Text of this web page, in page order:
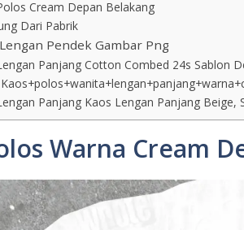
Cream Depan Belakang
Dari Pabrik
Pendek Gambar Png
Panjang Cotton Combed 24s Sablon
Panjang Kaos Lengan Panjang
Warna Cream